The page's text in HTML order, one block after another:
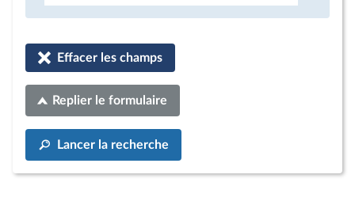
Effacer les champs
Replier le formulaire
Lancer la recherche